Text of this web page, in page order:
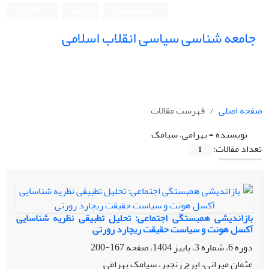
جامعه شناسی سیاسی انقلاب اسلامی
صفحه اصلی
فهرست مقالات
نویسنده =بهرامی، سیامک
تعداد مقالات:
1
بازاندیشی همبستگی اجتماعی: تحلیل تطبیقی نظریه شناسایی
آکسل هونت و سیاست حقیقت ریچارد رورتی
دوره 6، شماره 3، پاییز 1404، صفحه
167-200
عثمان میرانی، ایرج رنجبر، سیامک بهرامی